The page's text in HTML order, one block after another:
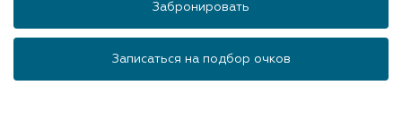
Забронировать
Записаться на подбор очков